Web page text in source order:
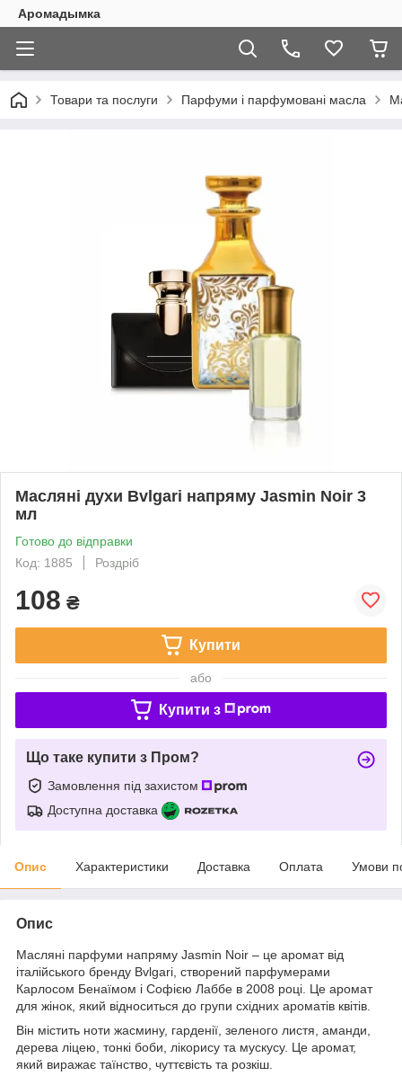
Аромадымка
Товари та послуги Парфуми і парфумовані масла
Масляні духи Bvlgari напряму Jasmin Noir 3
мл
Готово до відправки
Код: 1885
Роздріб
108 ₴
Купити
або
Купити з
Що таке купити з Пром?
Замовлення під захистом
Доступна доставка
Опис Характеристики Доставка Оплата Умови
Опис
Масляні парфуми напряму Jasmin Noir – це аромат від
італійського бренду Bvlgari, створений парфумерами
Карлосом Бенаїмом і Софією Лаббе в 2008 році. Це аромат
для жінок, який відноситься до групи східних ароматів квітів.
Він містить ноти жасмину, гарденії, зеленого листя, аманди,
дерева ліцею, тонкі боби, лікорису та мускусу. Це аромат,
який виражає таїнство, чуттєвість та розкіш.